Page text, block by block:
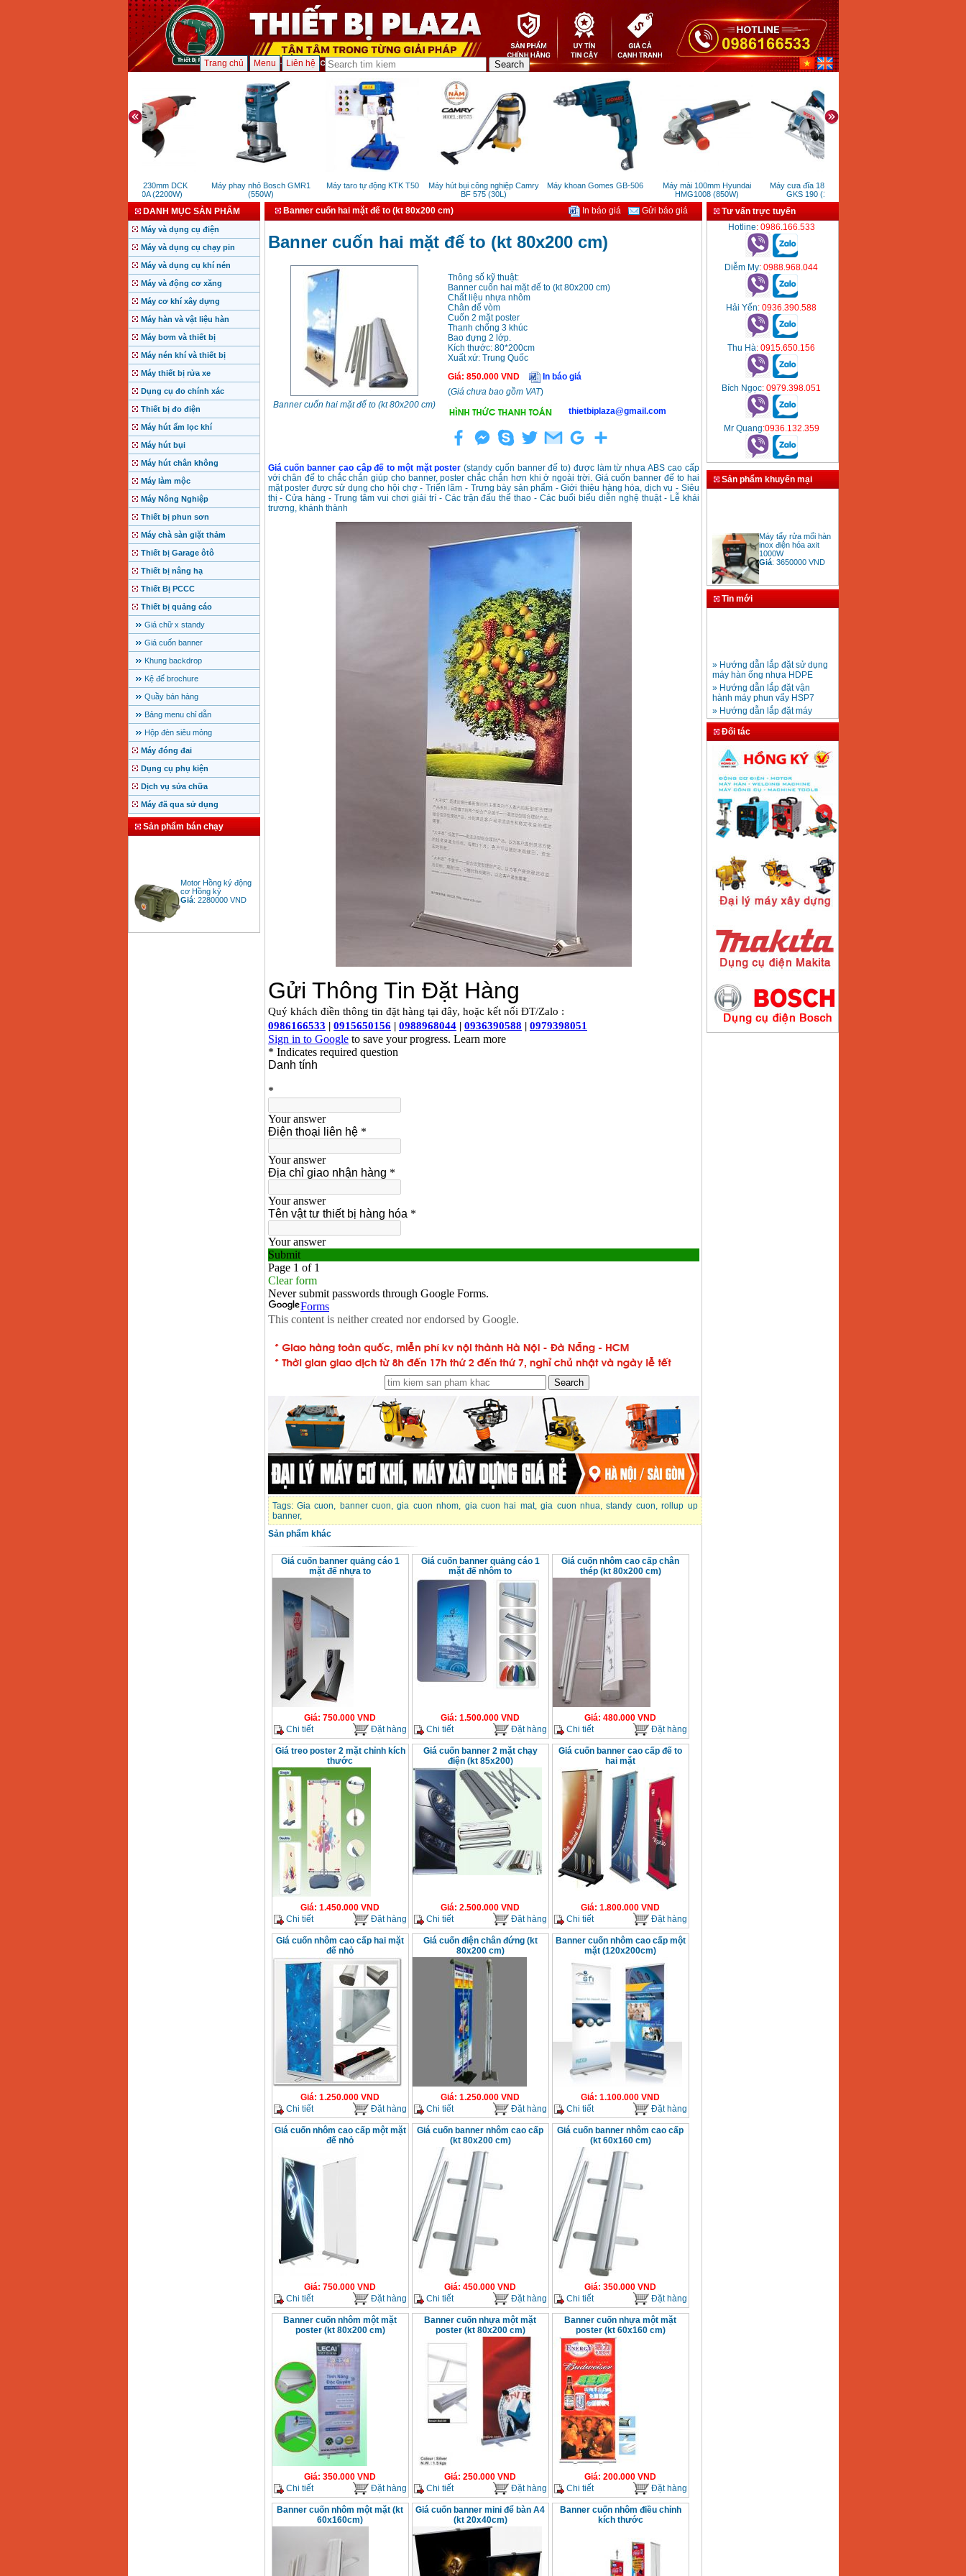
Trang chủ Menu Liên hệ
Máy mài 230mm DCK
KSM230A (2200W)
Máy phay nhỏ Bosch GMR1
(550W)
Máy taro tự động KTK T50
Máy hút bụi công nghiệp Camry
BF 575 (30L)
Máy khoan Gomes GB-506
Máy mài 100mm Hyundai
HMG1008 (850W)
Máy cưa đĩa 184mm Bosch
GKS 190 (1400W)
DANH MỤC SẢN PHẨM
Máy và dụng cụ điện
Máy và dụng cụ chạy pin
Máy và dụng cụ khí nén
Máy và động cơ xăng
Máy cơ khí xây dựng
Máy hàn và vật liệu hàn
Máy bơm và thiết bị
Máy nén khí và thiết bị
Máy thiết bị rửa xe
Dụng cụ đo chính xác
Thiết bị đo điện
Máy hút ẩm lọc khí
Máy hút bụi
Máy hút chân không
Máy làm mộc
Máy Nông Nghiệp
Thiết bị phun sơn
Máy chà sàn giặt thảm
Thiết bị Garage ôtô
Thiết bị nâng hạ
Thiết Bị PCCC
Thiết bị quảng cáo
Giá chữ x standy
Giá cuốn banner
Khung backdrop
Kệ để brochure
Quầy bán hàng
Bảng menu chỉ dẫn
Hộp đèn siêu mỏng
Máy đóng đai
Dụng cụ phụ kiện
Dịch vụ sửa chữa
Máy đã qua sử dụng
Sản phẩm bán chạy
cơ Hồng ký
Giá:2280000
Banner cuốn hai mặt đế to (kt 80x200 cm) In báo giá Gửi báo giá
Banner cuốn hai mặt đế to (kt 80x200 cm)
Banner cuốn hai mặt đế to (kt 80x200 cm)
Thông số kỹ thuật:
Banner cuốn hai mặt đế to (kt 80x200 cm)
Chất liệu nhựa nhôm
Chân đế vòm
Cuốn 2 mặt poster
Thanh chống 3 khúc
Bao đựng 2 lớp.
Kích thước: 80*200cm
Xuất xứ: Trung Quốc
Giá: 850.000VND
In báo giá
(Giá chưa bao gồm VAT)
thietbiplaza@gmail.com
Giá cuốn banner cao câp đế to một mặt poster (standy cuốn banner đế to) được làm từ nhựa ABS cao cấp
với chân đế to chắc chắn giúp cho banner, poster chắc chắn hơn khi ở ngoài trời. Giá cuốn banner đế to hai
mặt poster được sử dụng cho hội chợ - Triển lãm - Trưng bày sản phẩm - Giới thiệu hàng hóa, dịch vụ - Siêu
thị - Cửa hàng - Trung tâm vui chơi giải trí - Các trận đấu thể thao - Các buổi biểu diễn nghệ thuật - Lễ khái
trương, khánh thành
Tags: Gia cuon, banner cuon,gia cuon nhom, gia cuon hai mat,gia cuon nhua,standy cuon,rollup up
banner,
Sản phẩm khác
Giá cuốn banner quảng cáo 1
mặt đế nhựa to
Giá: 750.000 VND
Chi tiết
Đặt hàng
Giá cuốn banner quảng cáo 1
mặt đế nhôm to
Giá: 1.500.000 VND
Chi tiết
Đặt hàng
Giá cuốn nhôm cao cấp chân
thép (kt 80x200 cm)
Giá: 480.000 VND
Chi tiết
Đặt hàng
Giá treo poster 2 mặt chỉnh kích
thước
Giá: 1.450.000 VND
Chi tiết
Đặt hàng
Giá cuốn banner 2 mặt chạy
điện (kt 85x200)
Giá: 2.500.000 VND
Chi tiết
Đặt hàng
Giá cuốn banner cao cấp đế to
hai mặt
Giá: 1.800.000 VND
Chi tiết
Đặt hàng
Giá cuốn nhôm cao cấp hai mặt
đế nhỏ
Giá: 1.250.000 VND
Chi tiết
Đặt hàng
Giá cuốn điện chân đứng (kt
80x200 cm)
Giá: 1.250.000 VND
Chi tiết
Đặt hàng
Banner cuốn nhôm cao cấp một
mặt (120x200cm)
Giá: 1.100.000 VND
Chi tiết
Đặt hàng
Giá cuốn nhôm cao cấp một mặt
đế nhỏ
Giá: 750.000 VND
Chi tiết
Đặt hàng
Giá cuốn banner nhôm cao cấp
(kt 80x200 cm)
Giá: 450.000 VND
Chi tiết
Đặt hàng
Giá cuốn banner nhôm cao cấp
(kt 60x160 cm)
Giá: 350.000 VND
Chi tiết
Đặt hàng
Banner cuốn nhôm một mặt
poster (kt 80x200 cm)
Giá: 350.000 VND
Chi tiết
Đặt hàng
Banner cuốn nhựa một mặt
poster (kt 80x200 cm)
Giá: 250.000 VND
Chi tiết
Đặt hàng
Banner cuốn nhựa một mặt
poster (kt 60x160 cm)
Giá: 200.000 VND
Chi tiết
Đặt hàng
Banner cuốn nhôm một mặt (kt
60x160cm)
Giá cuốn banner mini để bàn A4
(kt 20x40cm)
Banner cuốn nhôm điều chỉnh
kích thước
Tư vấn trực tuyến
Hotline: 0986.166.533
Diễm My: 0988.968.044
Hải Yến: 0936.390.588
Thu Hà: 0915.650.156
Bích Ngọc: 0979.398.051
Mr Quang:0936.132.359
Sản phẩm khuyến mại
inox điện hóa axit
1000W
Giá:3650000
Mũi khoan rút lõi bê
tông D20-D350
Giá:330000VND
Giá:3290000VND
Máy hàn que Hồng
ký Jet SR200R
Giá:2350000 VND
Máy hàn que điện tử
Hồng ký HK 200Z
Giá:2770000 VND
Máy hàn que điện tử
Hồng Ký HKM200D
Giá:2890000 VND
Máy hàn que điện tử
Tin mới
máy hàn ống nhựa HDPE
» Hướng dẫn lắp đặt vận
hành máy phun vẩy HSP7
» Hướng dẫn lắp đặt máy
bơm ly tâm trục ngang
» Máy nén khí Jetman
» HDSD Máy Hàn Ống Nhựa
HDPE quay tay thủy lực
» Đại lý bán Máy hàn
DONSUN Thượng Hải
» Máy khoan rút lõi cầm tay
chạy điện pin
» Hình thức thanh toán tại
Thiết Bị Plaza
» Máy ổn áp, máy biến áp
Fushin
cắt kim loại Plasma
Đối tác